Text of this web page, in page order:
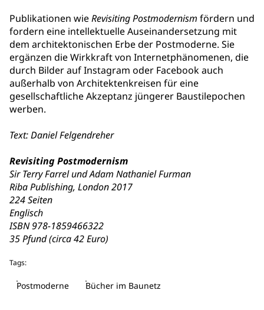
Publikationen wieRevisiting Postmodernism fördern und
fordern eine intellektuelle Auseinandersetzung mit
dem architektonischen Erbe der Postmoderne. Sie
ergänzen die Wirkkraft von Internetphänomenen, die
durch Bilder auf Instagram oder Facebook auch
außerhalb von Architektenkreisen für eine
gesellschaftliche Akzeptanz jüngerer Baustilepochen
werben.
Text: Daniel Felgendreher
Revisiting Postmodernism
Sir Terry Farrel und Adam Nathaniel Furman
Riba Publishing, London 2017
224 Seiten
Englisch
ISBN 978-1859466322
35 Pfund (circa 42 Euro)
Tags:
Postmoderne Bücher im Baunetz